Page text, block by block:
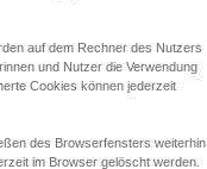
auf dem Rechner des Nutzers
und Nutzer die Verwendung
Cookies können jederzeit
des Browserfensters weiterhin
im Browser gelöscht werden.